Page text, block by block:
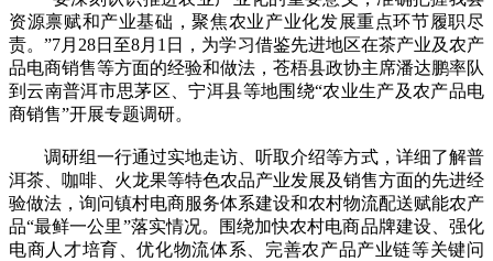
资源禀赋和产业基础，聚焦农业产业化发展重点环节履职尽
责。”7月28日至8月1日，为学习借鉴先进地区在茶产业及农产
品电商销售等方面的经验和做法，苍梧县政协主席潘达鹏率队
到云南普洱市思茅区、宁洱县等地围绕“农业生产及农产品电
商销售”开展专题调研。
调研组一行通过实地走访、听取介绍等方式，详细了解普
洱茶、咖啡、火龙果等特色农品产业发展及销售方面的先进经
验做法，询问镇村电商服务体系建设和农村物流配送赋能农产
品“最鲜一公里”落实情况。围绕加快农村电商品牌建设、强化
电商人才培育、优化物流体系、完善农产品产业链等关键问